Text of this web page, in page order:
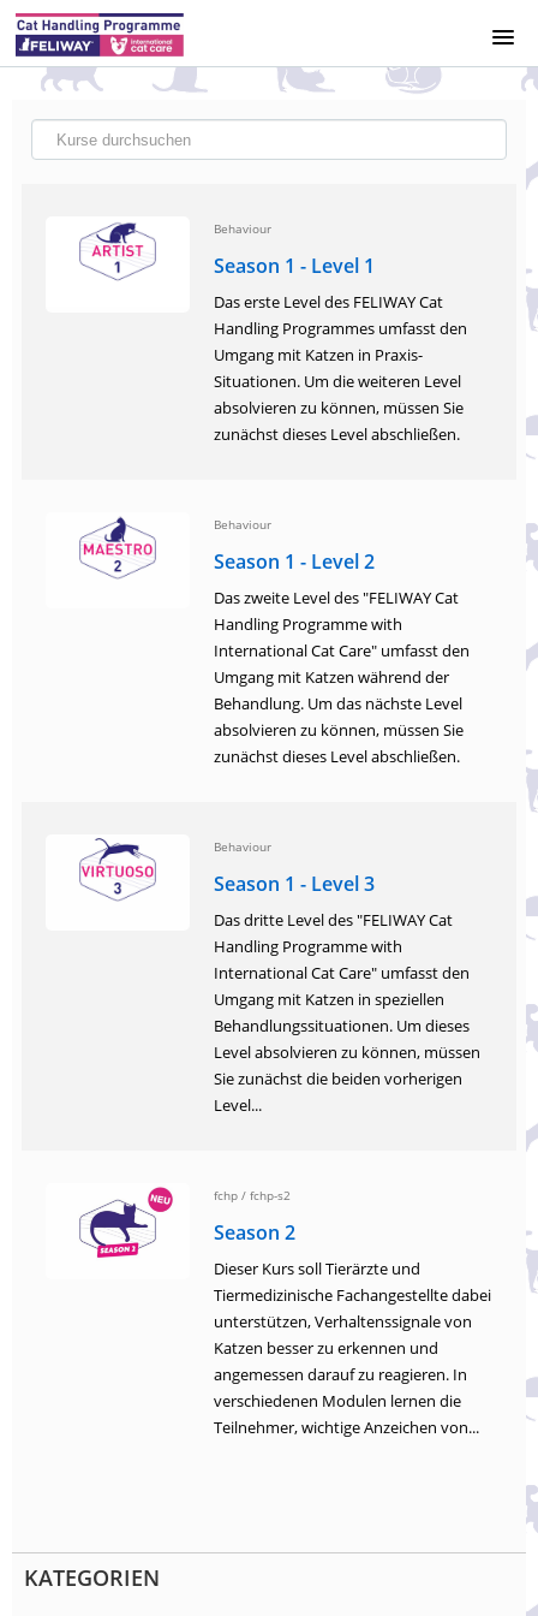
HOME
KURSKATALOG
DATENSCHUTZERKLÄRUNG
Behaviour
Season 1 - Level 1
Das erste Level des FELIWAY Cat
Handling Programmes umfasst den
Umgang mit Katzen in Praxis-
Situationen. Um die weiteren Level
absolvieren zu können, müssen Sie
zunächst dieses Level abschließen.
Behaviour
Season 1 - Level 2
Das zweite Level des "FELIWAY Cat
Handling Programme with
International Cat Care" umfasst den
Umgang mit Katzen während der
Behandlung. Um das nächste Level
absolvieren zu können, müssen Sie
zunächst dieses Level abschließen.
Behaviour
Season 1 - Level 3
Das dritte Level des "FELIWAY Cat
Handling Programme with
International Cat Care" umfasst den
Umgang mit Katzen in speziellen
Behandlungssituationen. Um dieses
Level absolvieren zu können, müssen
Sie zunächst die beiden vorherigen
Level...
fchp / fchp-s2
Season 2
Dieser Kurs soll Tierärzte und
Tiermedizinische Fachangestellte dabei
unterstützen, Verhaltenssignale von
Katzen besser zu erkennen und
angemessen darauf zu reagieren. In
verschiedenen Modulen lernen die
Teilnehmer, wichtige Anzeichen von...
KATEGORIEN